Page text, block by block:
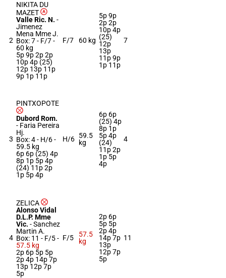
2
NIKITA DU
MAZET
Valle Ric. N. -
Jimenez
Mena Mme J.
Box: 7 - F/7 -
60 kg
5p 9p 2p 2p
10p 4p (25)
12p 13p 11p
9p 1p 11p
F/7 60 kg
5p 9p
2p 2p
10p 4p
(25)
12p
13p
11p 9p
1p 11p
7
3
PINTXOPOTE
Dubord Rom.
- Faria Pereira
Hj.
Box: 4 - H/6 -
59.5 kg
6p 6p (25) 4p
8p 1p 5p 4p
(24) 11p 2p
1p 5p 4p
H/6 59.5
kg
6p 6p
(25) 4p
8p 1p
5p 4p
(24)
11p 2p
1p 5p
4p
4
4
ZELICA
Alonso Vidal
D.L.P. Mme
Vic. -Sanchez
Martin A.
Box: 11 - F/5 -
57.5 kg
2p 6p 5p 5p
2p 4p 14p 7p
13p 12p 7p
5p
F/5
57.5
kg
2p 6p
5p 5p
2p 4p
14p 7p
13p
12p 7p
5p
11